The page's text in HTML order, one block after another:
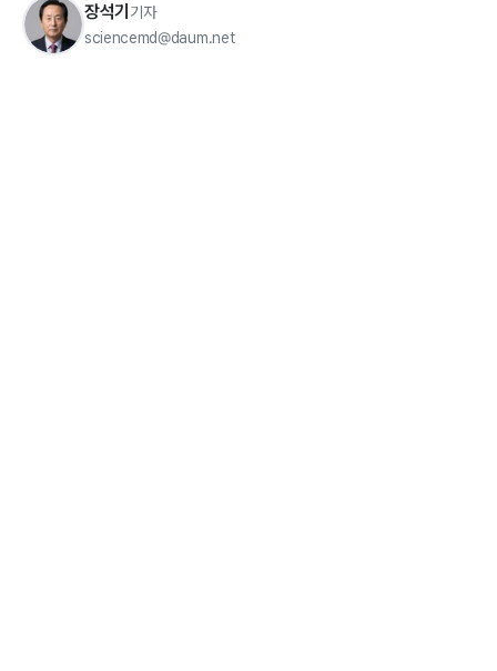
장석기 기자
sciencemd@daum.net